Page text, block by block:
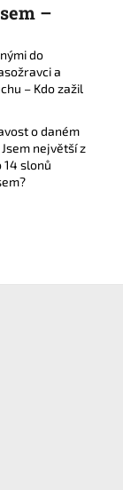
–
do
a
– Kdo zažil
o daném
největší z
14 slonů